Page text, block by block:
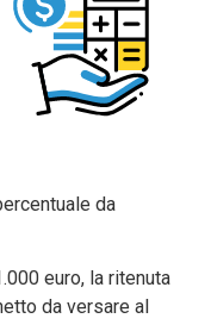
da
euro, la ritenuta
da versare al